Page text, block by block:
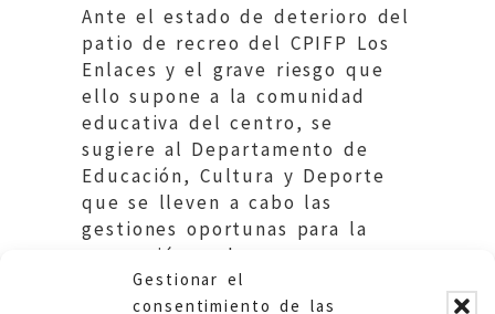
Gestionar el
consentimiento de las
Ante el estado de deterioro del
patio de recreo del CPIFP Los
Enlaces y el grave riesgo que
ello supone a la comunidad
educativa del centro, se
sugiere al Departamento de
Educación, Cultura y Deporte
que se lleven a cabo las
gestiones oportunas para la
reparación y el
acondicionamiento del mismo.